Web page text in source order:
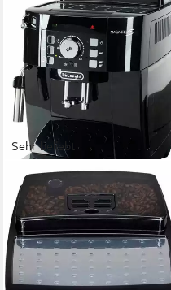
Sehr beliebt
DE'LONGHI
Kaffeevollautomat Magnifica S
ECAM21.118.B -
Milchaufschäumdüse für
Cappuccino, Schwarz
250 g
Bohnenkapazität